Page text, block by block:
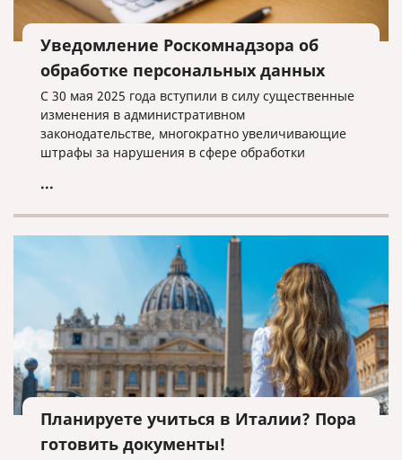
Уведомление Роскомнадзора об
обработке персональных данных
С 30 мая 2025 года вступили в силу существенные
изменения в административном
законодательстве, многократно увеличивающие
штрафы за нарушения в сфере обработки
...
Планируете учиться в Италии? Пора
готовить документы!